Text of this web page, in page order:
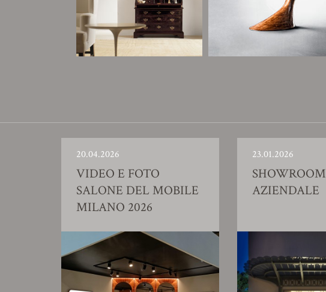
20.04.2026
VIDEO E FOTO
SALONE DEL MOBILE
MILANO 2026
23.01.2026
SHOWROOM
AZIENDALE